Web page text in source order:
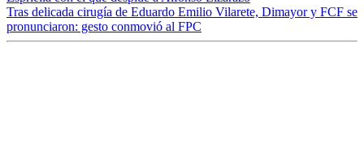
Tras delicada cirugía de Eduardo Emilio Vilarete, Dimayor y FCF se
pronunciaron: gesto conmovió al FPC